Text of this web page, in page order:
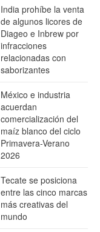
India prohíbe la venta
de algunos licores de
Diageo e Inbrew por
infracciones
relacionadas con
saborizantes
México e industria
acuerdan
comercialización del
maíz blanco del ciclo
Primavera-Verano
2026
Tecate se posiciona
entre las cinco marcas
más creativas del
mundo